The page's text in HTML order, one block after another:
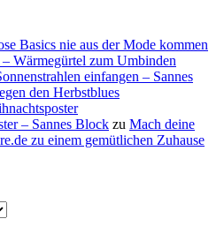
Basics nie aus der Mode kommen
Wärmegürtel zum Umbinden
einfangen – Sannes
den Herbstblues
– Sannes Block zu Mach deine
zu einem gemütlichen Zuhause